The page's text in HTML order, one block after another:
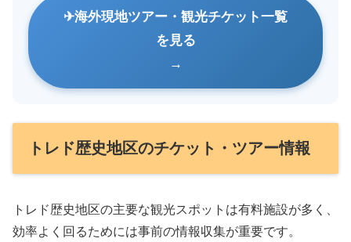
海外現地ツアー・観光チケット一覧
を見る
トレド歴史地区のチケット・ツアー情報
トレド歴史地区の主要な観光スポットは有料施設が多く、
効率よく回るためには事前の情報収集が重要です。